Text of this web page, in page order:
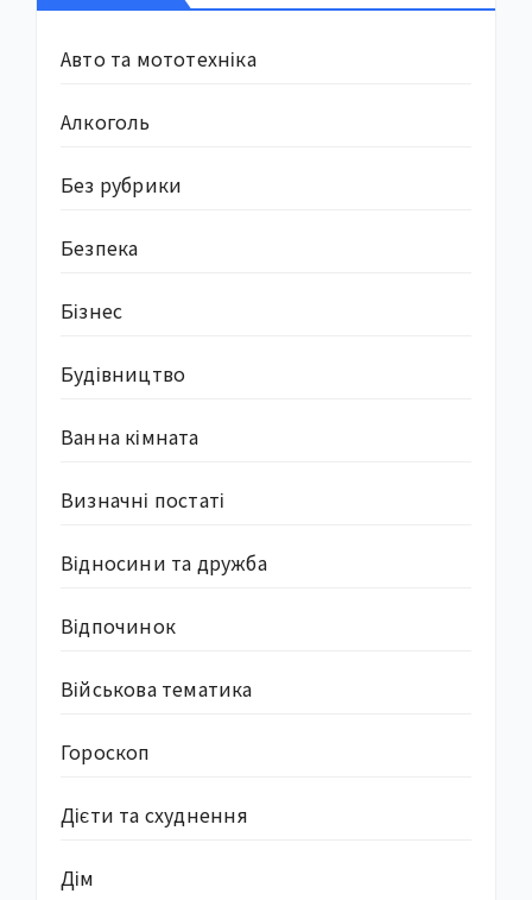
Авто та мототехніка
Алкоголь
Без рубрики
Безпека
Бізнес
Будівництво
Ванна кімната
Визначні постаті
Відносини та дружба
Відпочинок
Військова тематика
Гороскоп
Дієти та схуднення
Дім